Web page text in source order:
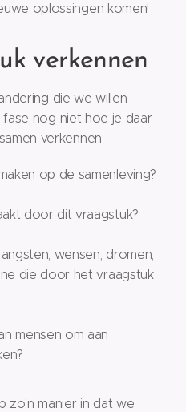
oplossingen komen!
verkennen
die we willen
fase nog niet hoe je daar
verkennen:
op de samenleving?
door dit vraagstuk?
wensen, dromen,
die door het vraagstuk
mensen om aan
zo'n manier in dat we